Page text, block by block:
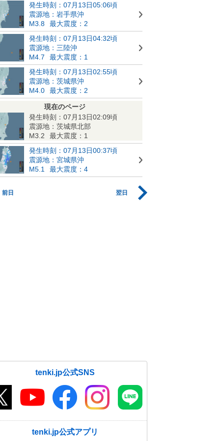
発生時刻：07月13日05:06頃
震源地：岩手県沖
M3.8
最大震度：2
発生時刻：07月13日04:32頃
震源地：三陸沖
M4.7
最大震度：1
発生時刻：07月13日02:55頃
震源地：茨城県沖
M4.0
最大震度：2
現在のページ
発生時刻：07月13日02:09頃
震源地：茨城県北部
M3.2
最大震度：1
発生時刻：07月13日00:37頃
震源地：宮城県沖
M5.1
最大震度：4
前日 翌日
tenki.jp公式SNS
tenki.jp公式アプリ